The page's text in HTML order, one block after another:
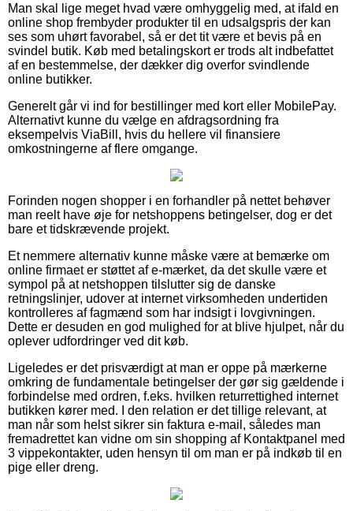
Man skal lige meget hvad være omhyggelig med, at ifald en
online shop frembyder produkter til en udsalgspris der kan
ses som uhørt favorabel, så er det tit være et bevis på en
svindel butik. Køb med betalingskort er trods alt indbefattet
af en bestemmelse, der dækker dig overfor svindlende
online butikker.
Generelt går vi ind for bestillinger med kort eller MobilePay.
Alternativt kunne du vælge en afdragsordning fra
eksempelvis ViaBill, hvis du hellere vil finansiere
omkostningerne af flere omgange.
Forinden nogen shopper i en forhandler på nettet behøver
man reelt have øje for netshoppens betingelser, dog er det
bare et tidskrævende projekt.
Et nemmere alternativ kunne måske være at bemærke om
online firmaet er støttet af e-mærket, da det skulle være et
sympol på at netshoppen tilslutter sig de danske
retningslinjer, udover at internet virksomheden undertiden
kontrolleres af fagmænd som har indsigt i lovgivningen.
Dette er desuden en god mulighed for at blive hjulpet, når du
oplever udfordringer ved dit køb.
Ligeledes er det prisværdigt at man er oppe på mærkerne
omkring de fundamentale betingelser der gør sig gældende i
forbindelse med ordren, f.eks. hvilken returrettighed internet
butikken kører med. I den relation er det tillige relevant, at
man når som helst sikrer sin faktura e-mail, således man
fremadrettet kan vidne om sin shopping af Kontaktpanel med
3 vippekontakter, uden hensyn til om man er på indkøb til en
pige eller dreng.